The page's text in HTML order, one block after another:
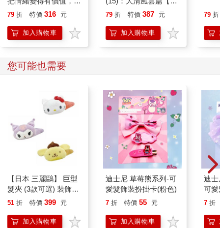
的那所小型天主教中學，如果我在微積分測驗取得高分，那就是
不容爭辯的事實。我沒去參加誓師大會，而和對街吸食大麻的癮
君子一起閒晃，這並不重要，而我是個女孩這件事似乎也並不重
視。在大學裡，我主修物理。當我在各個領域的課堂上提出嚴肅
的問題，有時會受到冷落或忽視，而我就像巴雷斯一樣，並沒有
化有關女性和自己的訊息，可是感覺上，偏見更像是背景中的嗡
嗡聲而非警笛。
後來情況改觀。大學畢業幾年之後，我努力想投身新聞界，向全
國性雜誌的編輯提出想法，但全都石沉大海。我灰心喪氣，決定
試著用一個男性名字寄出一篇文章，用自己來進行一次實驗。我
建立了一個新的電子郵件帳號，再次向同樣的機構投稿，這一次
用的名字是J.D.。在幾個小時之內，我的收件匣裡就出現了一封
回信：我的稿件被採用了。我花了好幾個月的時間試圖以潔西卡
的名字來發表同一篇文章。J.D.卻在一天之內就辦到了。
那篇文章開啟了我的職業生涯。身為J.D.，我不僅更成功，在自
我表達上也覺得更自由。我更為直接，較少道歉。我會寫只有一
行的電子郵件，不多加解釋和說明。我近距離觀察到偏見及其反
面──優勢──乃是具有穿透力的動態力量，不僅會從外部對其接
誰都能自在相處
79 折 特價 316 元
加入購物車
貓漫畫學歷史】
79 折 特價 387 元
加入購物車
79 折
您可能也需要
【日本 三麗鷗】 巨型
髮夾 (3款可選) 裝飾髮
夾 三麗鷗周邊 凱蒂貓
51 折 特價 399 元
加入購物車
迪士尼 草莓熊系列-可
愛髮飾裝扮掛卡(粉色)
7 折 特價 55 元
加入購物車
迪
可
色)
7 折